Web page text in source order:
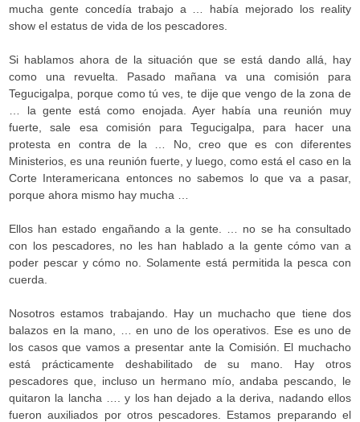
mucha gente concedía trabajo a … había mejorado los reality
show el estatus de vida de los pescadores.
Si hablamos ahora de la situación que se está dando allá, hay
como una revuelta. Pasado mañana va una comisión para
Tegucigalpa, porque como tú ves, te dije que vengo de la zona de
… la gente está como enojada. Ayer había una reunión muy
fuerte, sale esa comisión para Tegucigalpa, para hacer una
protesta en contra de la … No, creo que es con diferentes
Ministerios, es una reunión fuerte, y luego, como está el caso en la
Corte Interamericana entonces no sabemos lo que va a pasar,
porque ahora mismo hay mucha …
Ellos han estado engañando a la gente. … no se ha consultado
con los pescadores, no les han hablado a la gente cómo van a
poder pescar y cómo no. Solamente está permitida la pesca con
cuerda.
Nosotros estamos trabajando. Hay un muchacho que tiene dos
balazos en la mano, … en uno de los operativos. Ese es uno de
los casos que vamos a presentar ante la Comisión. El muchacho
está prácticamente deshabilitado de su mano. Hay otros
pescadores que, incluso un hermano mío, andaba pescando, le
quitaron la lancha …. y los han dejado a la deriva, nadando ellos
fueron auxiliados por otros pescadores. Estamos preparando el